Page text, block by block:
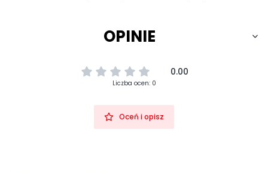
OPINIE
0.00
Liczba ocen: 0
Oceń i opisz